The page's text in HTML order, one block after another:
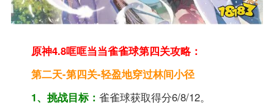
原神4.8哐哐当当雀雀球第四关攻略：
第二天-第四关-轻盈地穿过林间小径
1、挑战目标：雀雀球获取得分6/8/12。